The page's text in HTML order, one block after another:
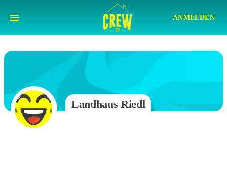
ANMELDEN
Landhaus Riedl